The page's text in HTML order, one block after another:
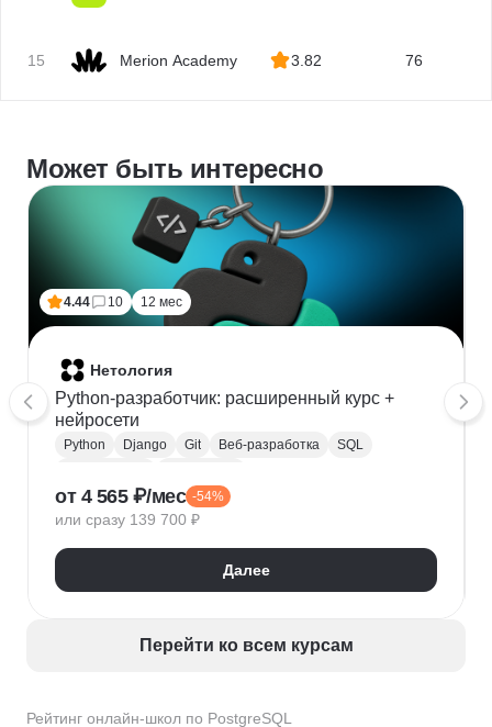
Рейтинг онлайн-школ по PostgreSQL
15 Merion Academy 3.82 76
Может быть интересно
4.44 10 12 мес
Нетология
Python-разработчик: расширенный курс +
нейросети
Python Django Git Веб-разработка
SQL
Backend-разработка
Flask
ООП
FastAPI GitHub
от 4 565 ₽/мес -54%
или сразу 139 700 ₽
Далее
Перейти ко всем курсам